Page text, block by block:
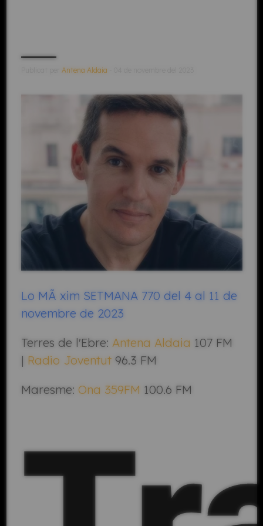
Antena Aldaia
Lo MÃ xim SETMANA 770 del 4 al 11 de
novembre de 2023
Terres de l'Ebre: Antena Aldaia 107 FM
| Radio Joventut96.3 FM
Maresme: Ona 359FM 100.6 FM